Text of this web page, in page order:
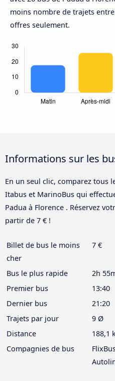
moins nombre de trajets
offres seulement.
Informations sur les
En un seul clic, comparez tous
Itabus et MarinoBus qui
Padua à Florence . Réservez
partir de 7 € !
Billet de bus le moins
cher
7 €
Bus le plus rapide
2h
Premier bus
13:40
Dernier bus
21:20
Trajets par jour
9 Ø
Distance
188,1
Compagnies de bus